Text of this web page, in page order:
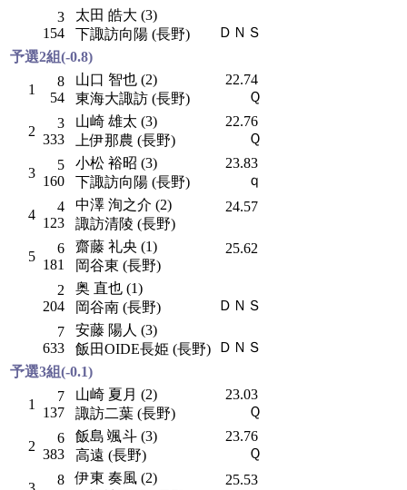
3
154
太田 皓大 (3)
下諏訪向陽 (長野)
ＤＮＳ
予選2組(-0.8)
1
8
54
山口 智也 (2)
東海大諏訪 (長野)
22.74
Ｑ
2
3
333
山崎 雄太 (3)
上伊那農 (長野)
22.76
Ｑ
3
5
160
小松 裕昭 (3)
下諏訪向陽 (長野)
23.83
ｑ
4
4
123
中澤 洵之介 (2)
諏訪清陵 (長野)
24.57
5
6
181
齋藤 礼央 (1)
岡谷東 (長野)
25.62
2
204
奥 直也 (1)
岡谷南 (長野)
ＤＮＳ
7
633
安藤 陽人 (3)
飯田OIDE長姫 (長野)
ＤＮＳ
予選3組(-0.1)
1
7
137
山崎 夏月 (2)
諏訪二葉 (長野)
23.03
Ｑ
2
6
383
飯島 颯斗 (3)
高遠 (長野)
23.76
Ｑ
8
伊東 奏風 (2)
25.53